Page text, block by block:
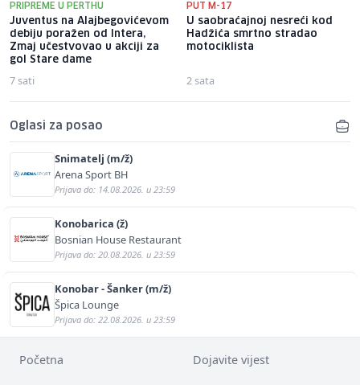
PRIPREME U PERTHU
Juventus na Alajbegovićevom
debiju poražen od Intera,
Zmaj učestvovao u akciji za
gol Stare dame
7 sati
PUT M-17
U saobraćajnoj nesreći kod
Hadžića smrtno stradao
motociklista
2 sata
Oglasi za posao
Snimatelj (m/ž)
Arena Sport BH
Prijava do: 14.08.2026. u 23:59
Konobarica (ž)
Bosnian House Restaurant
Prijava do: 20.08.2026. u 23:59
Konobar - Šanker (m/ž)
Špica Lounge
Prijava do: 22.08.2026. u 23:59
Početna Dojavite vijest